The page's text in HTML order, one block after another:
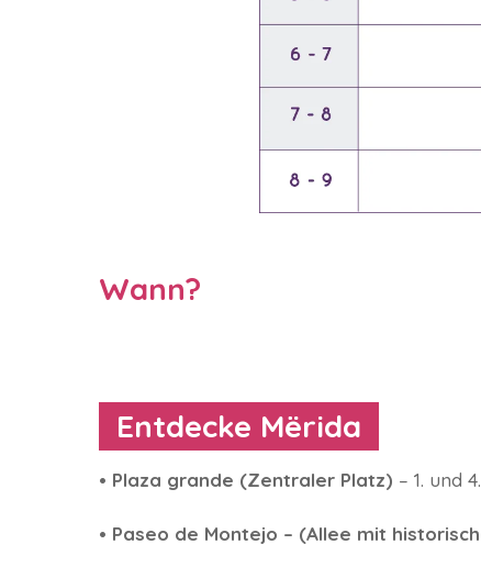
Wann?
Entdecke Mërida
• Plaza grande (Zentraler Platz) – 1. und
• Paseo de Montejo – (Allee mit